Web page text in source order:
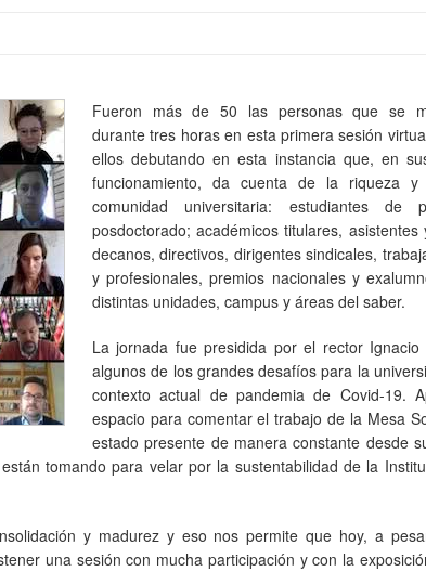
Fueron más de 50 las personas que se
durante tres horas en esta primera sesión
ellos debutando en esta instancia que, en
funcionamiento, da cuenta de la riqueza y
comunidad universitaria: estudiantes de
posdoctorado; académicos titulares,
decanos, directivos, dirigentes sindicales,
y profesionales, premios nacionales y
distintas unidades, campus y áreas del saber.
La jornada fue presidida por el rector Ignacio
algunos de los grandes desafíos para la
contexto actual de pandemia de Covid-19.
espacio para comentar el trabajo de la Mesa
estado presente de manera constante desde
tomando para velar por la sustentabilidad de la
y madurez y eso nos permite que hoy, a
una sesión con mucha participación y con la